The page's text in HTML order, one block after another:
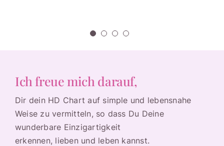
wunderbare Arbeit.“ Susanne
Ich freue mich darauf,
Dir dein HD Chart auf simple und lebensnahe
Weise zu vermitteln, so dass Du Deine
wunderbare Einzigartigkeit
erkennen, lieben und leben kannst.